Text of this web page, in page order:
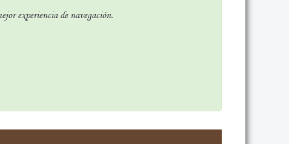
experiencia de navegación.